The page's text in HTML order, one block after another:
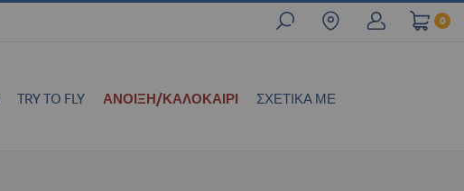
0
TRY TO FLY ΑΝΟΙΞΗ/ΚΑΛΟΚΑΊΡΙ ΣΧΕΤΙΚΆ ΜΕ